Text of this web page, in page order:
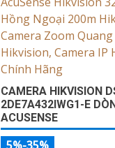
CAMERA HIKVISION
2DE7A432IWG1-E
ACUSENSE